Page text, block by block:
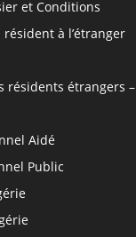
et Conditions
à l’étranger
résidents étrangers –
Aidé
Public